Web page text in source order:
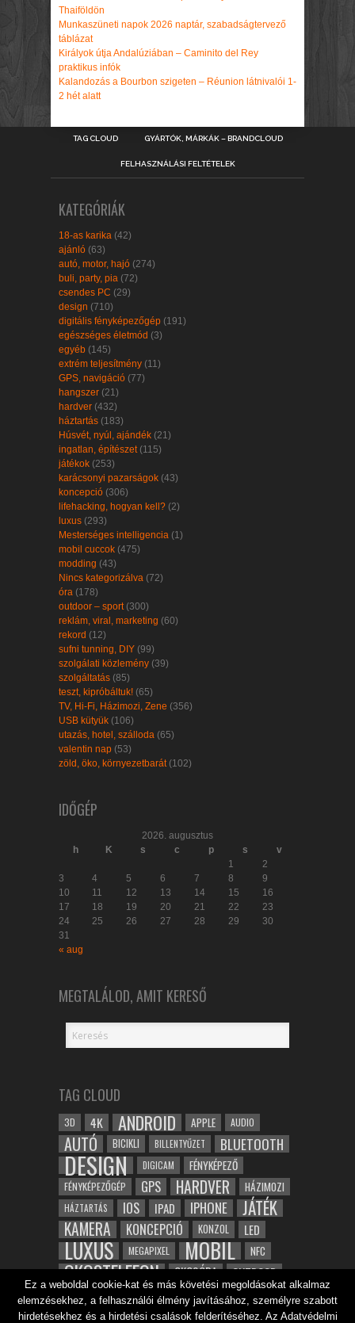
Thaiföldön
Munkaszüneti napok 2026 naptár, szabadságtervező
táblázat
Királyok útja Andalúziában – Caminito del Rey
praktikus infók
Kalandozás a Bourbon szigeten – Réunion látnivalói 1-
2 hét alatt
TAG CLOUD GYÁRTÓK, MÁRKÁK – BRANDCLOUD
FELHASZNÁLÁSI FELTÉTELEK
KATEGÓRIÁK
18-as karika (42)
ajánló (63)
autó, motor, hajó (274)
buli, party, pia (72)
csendes PC (29)
design (710)
digitális fényképezőgép (191)
egészséges életmód (3)
egyéb (145)
extrém teljesítmény (11)
GPS, navigáció (77)
hangszer (21)
hardver (432)
háztartás (183)
Húsvét, nyúl, ajándék (21)
ingatlan, építészet(115)
játékok (253)
karácsonyi pazarságok (43)
koncepció (306)
lifehacking, hogyan kell? (2)
luxus (293)
Mesterséges intelligencia (1)
mobil cuccok (475)
modding (43)
Nincs kategorizálva (72)
óra (178)
outdoor – sport(300)
reklám, viral, marketing (60)
rekord (12)
sufni tunning, DIY (99)
szolgálati közlemény (39)
szolgáltatás (85)
teszt, kipróbáltuk! (65)
TV, Hi-Fi, Házimozi, Zene (356)
USB kütyük (106)
utazás, hotel, szálloda (65)
valentin nap (53)
zöld, öko, környezetbarát(102)
IDŐGÉP
2026. augusztus
h
K s c p s
v
1
2
3
4 5 6 7 8
9
10
11 12 13 14 15
16
17
18 19 20 21 22
23
24
25 26 27 28 29
30
31
« aug
MEGTALÁLOD, AMIT KERESŐ
TAG CLOUD
3D 4K ANDROID APPLE AUDIO
AUTÓ BICIKLI BILLENTYŰZET BLUETOOTH
DESIGN DIGICAM FÉNYKÉPEZŐ
FÉNYKÉPEZŐGÉP GPS HARDVER HÁZIMOZI
HÁZTARTÁS IOS IPAD IPHONE JÁTÉK
KAMERA KONCEPCIÓ KONZOL LED
LUXUS MEGAPIXEL MOBIL NFC
OKOSTELEFON OKOSÓRA OUTDOOR
ROBOT SAMSUNG SPORT TABLET
TESZT VIDEÓ VÍZÁLLÓ WIFI ZENE ZÖLD
Ez a weboldal cookie-kat és más követési megoldásokat alkalmaz
elemzésekhez, a felhasználói élmény javításához, személyre szabott
hirdetésekhez és a hirdetési csalások felderítéséhez. Az Adatvédelmi